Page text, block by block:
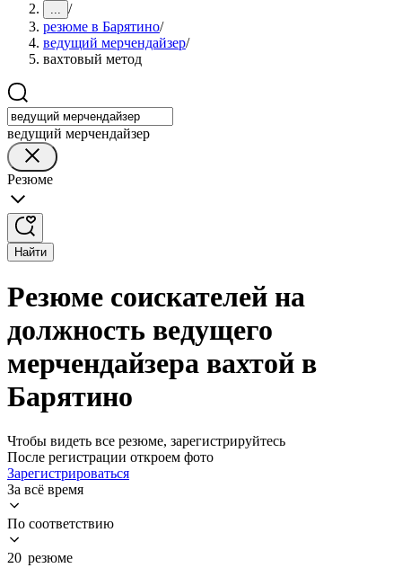
... /
резюме в Барятино/
ведущий мерчендайзер/
вахтовый метод
ведущий мерчендайзер
Резюме
Найти
Резюме соискателей на
должность ведущего
мерчендайзера вахтой в
Барятино
Чтобы видеть все резюме, зарегистрируйтесь
После регистрации откроем фото
Зарегистрироваться
За всё время
По соответствию
20 резюме